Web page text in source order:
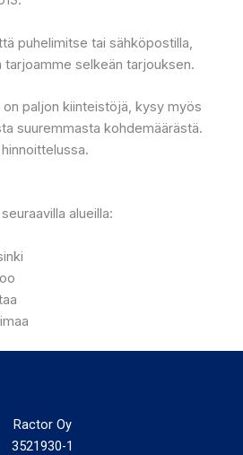
puhelimitse tai sähköpostilla,
selkeän tarjouksen.
on paljon kiinteistöjä, kysy myös
suuremmasta kohdemäärästä.
alueilla:
Ractor Oy
3521930-1